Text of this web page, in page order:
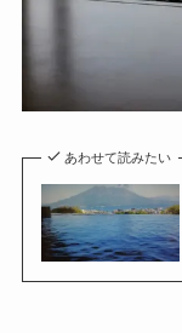
あわせて読みたい